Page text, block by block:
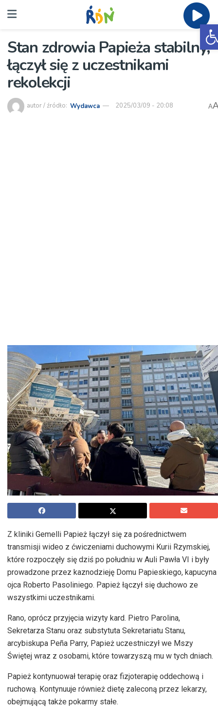
Stan zdrowia Papieża stabilny,
łączył się z uczestnikami
rekolekcji
autor / źródło: Wydawca 2025/03/09 - 20:08 A
Z kliniki Gemelli Papież łączył się za pośrednictwem
transmisji wideo z ćwiczeniami duchowymi Kurii Rzymskiej,
które rozpoczęły się dziś po południu w Auli Pawła VI i były
prowadzone przez kaznodzieję Domu Papieskiego, kapucyna
ojca Roberto Pasoliniego. Papież łączył się duchowo ze
wszystkimi uczestnikami.
Rano, oprócz przyjęcia wizyty kard. Pietro Parolina,
Sekretarza Stanu oraz substytuta Sekretariatu Stanu,
arcybiskupa Peña Parry, Papież uczestniczył we Mszy
Świętej wraz z osobami, które towarzyszą mu w tych dniach.
Papież kontynuował terapię oraz fizjoterapię oddechową i
ruchową. Kontynuuje również dietę zaleconą przez lekarzy,
obejmującą także pokarmy stałe.